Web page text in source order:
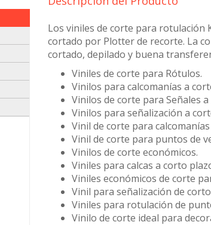
Los viniles de corte para rotulación
cortado por Plotter de recorte. La
cortado, depilado y buena
Viniles de corte para Rótulos.
Vinilos para calcomanías a
Vinilos de corte para Señales
Vinilos para señalización a
Vinil de corte para
Vinil de corte para puntos de
Vinilos de corte económicos.
Viniles para calcas a corto
Viniles económicos de corte
Vinil para señalización de
Viniles para rotulación de
Vinilo de corte ideal para